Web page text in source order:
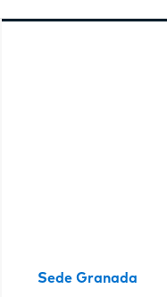
Sede Granada